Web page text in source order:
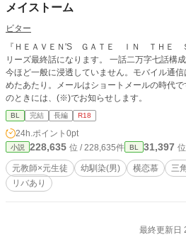
メイストーム
ビター
『ＨＥＡＶＥＮ'S ＧＡＴＥ ＩＮ ＴＨＥ
リーズ最終話になります。 一話二万字七話構
今ほど一般に浸透していません。モバイル通
めたあたり。メールはショートメールの時代で
のときには、(※)でお知らせします。
BL 完結 長編 R18
24h.ポイント 0pt
小説 228,635 位 / 228,635件 BL 31,397
元教師×元生徒 幼馴染(男) 横恋慕 三
リバあり
最終更新日